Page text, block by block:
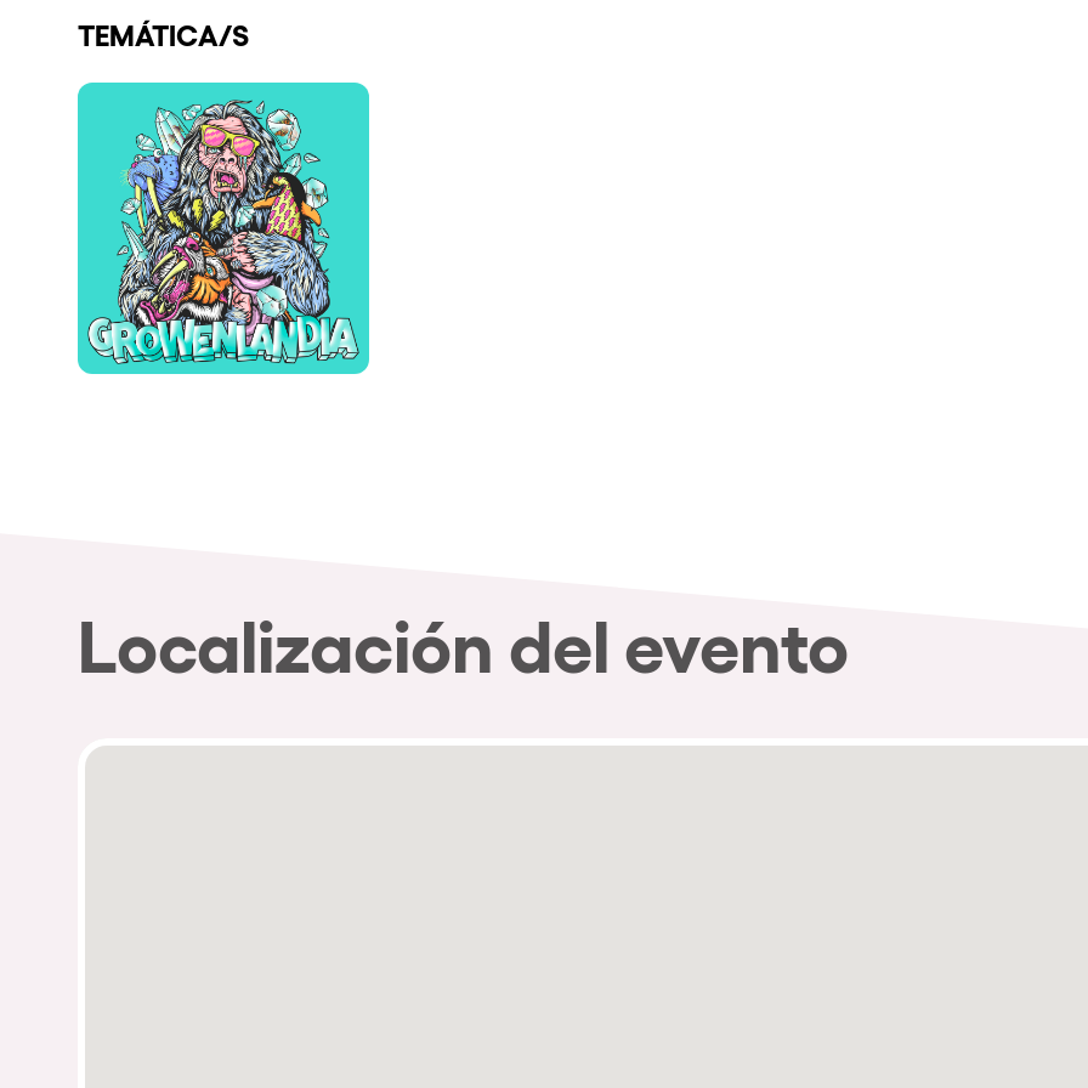
Espectáculos
Our Creative World
Music
Sostenibilidad
Quienes somos
TEMÁTICA/S
Localización del evento